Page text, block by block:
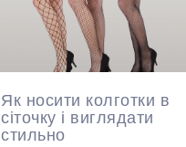
Як носити колготки в
сіточку і виглядати
стильно